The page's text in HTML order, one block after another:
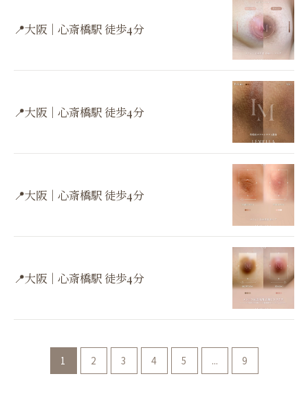
📍大阪｜心斎橋駅 徒歩4分
📍大阪｜心斎橋駅 徒歩4分
📍大阪｜心斎橋駅 徒歩4分
📍大阪｜心斎橋駅 徒歩4分
1 2 3 4 5 ... 9